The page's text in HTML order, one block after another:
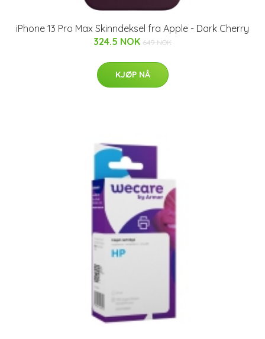
iPhone 13 Pro Max Skinndeksel fra Apple - Dark Cherry
324.5 NOK 649 NOK
KJØP NÅ